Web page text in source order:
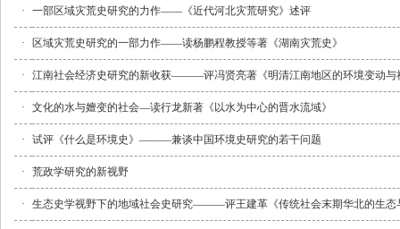
· 一部区域灾荒史研究的力作——《近代河北灾荒研究》述评
· 区域灾荒史研究的一部力作——读杨鹏程教授等著《湖南灾荒史》
· 江南社会经济史研究的新收获———评冯贤亮著《明清江南地区的环境变动与
· 文化的水与嬗变的社会—读行龙新著《以水为中心的晋水流域》
· 试评《什么是环境史》———兼谈中国环境史研究的若干问题
· 荒政学研究的新视野
· 生态史学视野下的地域社会史研究———评王建革《传统社会末期华北的生态